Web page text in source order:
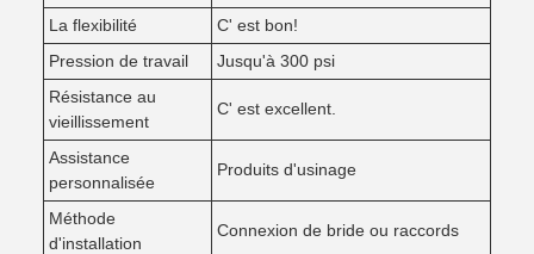
La flexibilité
C' est bon!
Pression de travail
Jusqu'à 300 psi
Résistance au
vieillissement
C' est excellent.
Assistance
personnalisée
Produits d'usinage
Méthode
d'installation
Connexion de bride ou raccords